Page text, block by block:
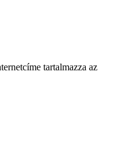
tartalmazza az